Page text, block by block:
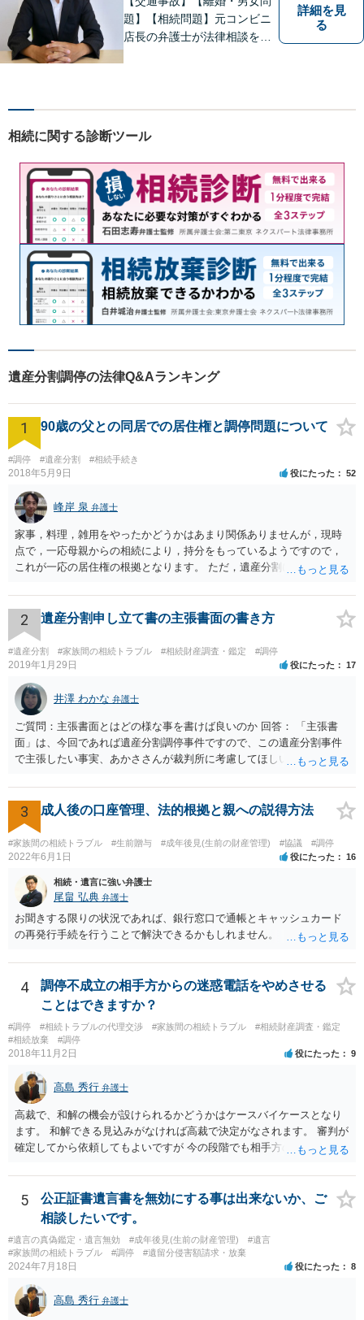
題】【相続問題】元コンビニ
店長の弁護士が法律相談を承
詳細を見
る
相続に関する診断ツール
遺産分割調停の法律Q&Aランキング
1 90歳の父との同居での居住権と調停問題について
#調停 #遺産分割 #相続手続き
2018年5月9日 役にたった 52
峰岸 泉 弁護士
家事，料理，雑用をやったかどうかはあまり関係ありませんが，現時
点で，一応母親からの相続により，持分をもっているようですので，
これが一応の居住権の根拠となります。 ただ，遺産分割により，母の
2 遺産分割申し立て書の主張書面の書き方
#遺産分割 #家族間の相続トラブル #相続財産調査・鑑定 #調停
2019年1月29日 役にたった 17
井澤 わかな 弁護士
ご質問：主張書面とはどの様な事を書けば良いのか 回答： 「主張書
面」は、今回であれば遺産分割調停事件ですので、この遺産分割事件
で主張したい事実、あかささんが裁判所に考慮してほしいと思う、亡
ります。 もし、主張したい事実や考慮してほしい事情に関連して
資料を持っているようであれば、主張書面とは別で提出できます。も
し、お姉さんに見られたくないような資料がある場合、「非開示の希
望に関する申出書」と共に提出することも考えられます。 ご質問：書
いた方が良い事と書かない方が良い事 回答： お姉さんが申立書の「申
立ての趣旨」のところに書いている遺産の分け方に対して意見があれ
ば、まずそれを書くとよいです。 次に「申立ての理由」のところに、
なぜ調停を申し立てたのか(例えば、あかささんと話合いが出来ない／
決裂した、など)や亡くなった方・あかささん・お姉さん間の事情やい
きさつなどが書かれていると思うので、あかささんから見てそれは違
分けるかを決めるについてあかささんが重要だと考える事情があれば
(例えば、○○のときにお姉さんは亡くなった方からお金を援助してもら
産分割に関係ない(と思われる)いきさつを沢山盛り込むことだと考えま
す(あくまで遺産分割に関係することに留める方が、裁判所や調停委員
3 成人後の口座管理、法的根拠と親への説得方法
#家族間の相続トラブル #生前贈与 #成年後見(生前の財産管理) #協議 #調停
2022年6月1日 役にたった 16
相続・遺言に強い弁護士
尾畠 弘典 弁護士
お聞きする限りの状況であれば、銀行窓口で通帳とキャッシュカード
の再発行手続を行うことで解決できるかもしれません。
4
調停不成立の相手方からの迷惑電話をやめさせる
ことはできますか？
#調停 #相続トラブルの代理交渉 #家族間の相続トラブル
#相続財産調査・鑑定
#相続放棄
#調停
2018年11月2日 役にたった 9
高島 秀行 弁護士
高裁で、和解の機会が設けられるかどうかはケースバイケースとなり
ます。 和解できる見込みがなければ高裁で決定がなされます。 審判が
確定してから依頼してもよいですが 今の段階でも相手方の連絡が迷惑
5
公正証書遺言書を無効にする事は出来ないか、ご
相談したいです。
#遺言の真偽鑑定・遺言無効 #成年後見(生前の財産管理)
#遺言
#家族間の相続トラブル
#調停 #遺留分侵害額請求・放棄
2024年7月18日 役にたった 8
高島 秀行 弁護士